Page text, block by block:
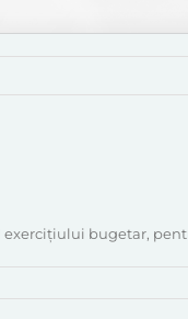
bugetar,